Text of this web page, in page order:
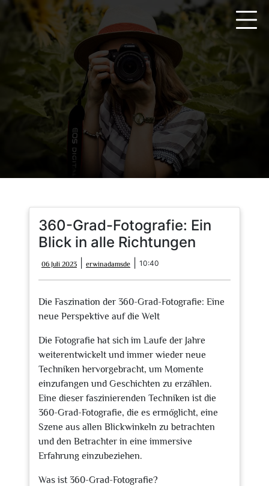
springen
360-Grad-Fotografie: Ein
Blick in alle Richtungen
06 Juli 2023
Juli
2023
erwinadamsde erwinadamsde
10:40
Die Faszination der 360-Grad-Fotografie: Eine
neue Perspektive auf die Welt
Die Fotografie hat sich im Laufe der Jahre
weiterentwickelt und immer wieder neue
Techniken hervorgebracht, um Momente
einzufangen und Geschichten zu erzählen.
Eine dieser faszinierenden Techniken ist die
360-Grad-Fotografie, die es ermöglicht, eine
Szene aus allen Blickwinkeln zu betrachten
und den Betrachter in eine immersive
Erfahrung einzubeziehen.
Was ist 360-Grad-Fotografie?